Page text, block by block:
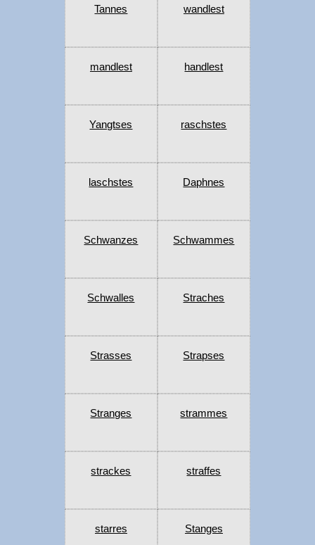
Tannes wandlest
mandlest handlest
Yangtses raschstes
laschstes Daphnes
Schwanzes Schwammes
Schwalles Straches
Strasses Strapses
Stranges strammes
strackes straffes
starres Stanges